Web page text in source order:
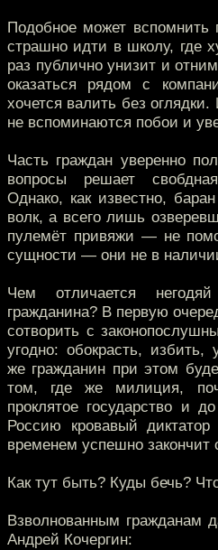
Подобное может вспомнить
страшно идти в школу, где
раз публично унизит и
оказаться рядом с
хочется валить без
не вспоминаются побои и
Часть граждан уверенно
вопросы решает
Однако, как известно,
волк, а всего лишь
пулемёт привяжи — не
сущности — они не в
Чем отличается
гражданина? В первую
сотворить с
угодно: обокрасть, избить,
же гражданин при этом
том, где же милиция,
проклятое государство и
Россию кровавый
временем успешно закончит
Как тут быть? Куды бечь?
Взволнованным гражданам
Андрей Кочергин: